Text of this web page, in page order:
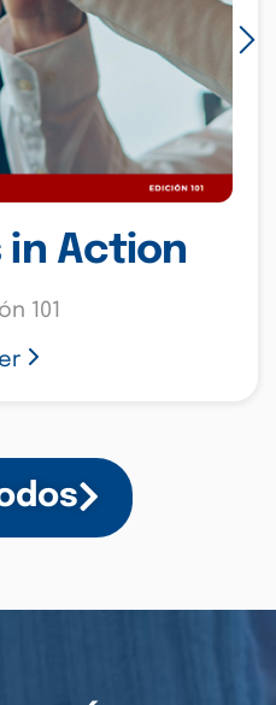
in Action
102